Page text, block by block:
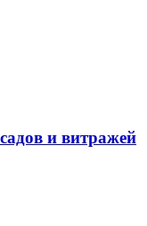
и витражей